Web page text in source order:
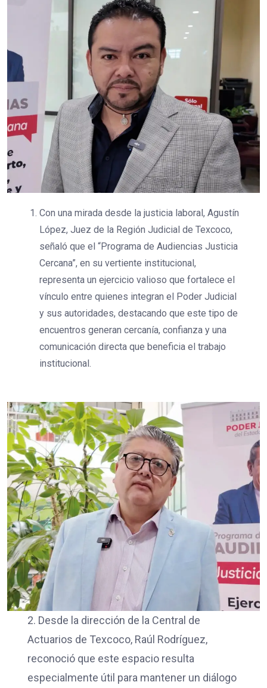
Con una mirada desde la justicia laboral, Agustín
López, Juez de la Región Judicial de Texcoco,
señaló que el “Programa de Audiencias Justicia
Cercana”, en su vertiente institucional,
representa un ejercicio valioso que fortalece el
vínculo entre quienes integran el Poder Judicial
y sus autoridades, destacando que este tipo de
encuentros generan cercanía, confianza y una
comunicación directa que beneficia el trabajo
institucional.
2. Desde la dirección de la Central de
Actuarios de Texcoco, Raúl Rodríguez,
reconoció que este espacio resulta
especialmente útil para mantener un diálogo